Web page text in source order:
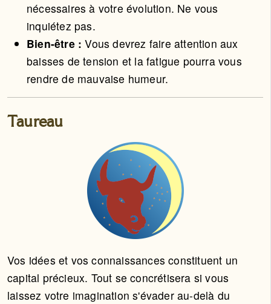
nécessaires à votre évolution. Ne vous
inquiétez pas.
Bien-être :Vous devrez faire attention aux
baisses de tension et la fatigue pourra vous
rendre de mauvaise humeur.
Taureau
Vos idées et vos connaissances constituent un
capital précieux. Tout se concrétisera si vous
laissez votre imagination s'évader au-delà du